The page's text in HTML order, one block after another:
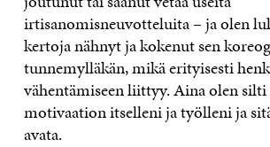
irtisanomisneuvotteluita – ja olen
kertoja nähnyt ja kokenut sen
tunnemylläkän, mikä erityisesti
vähentämiseen liittyy. Aina olen
motivaation itselleni ja työlleni ja
avata.